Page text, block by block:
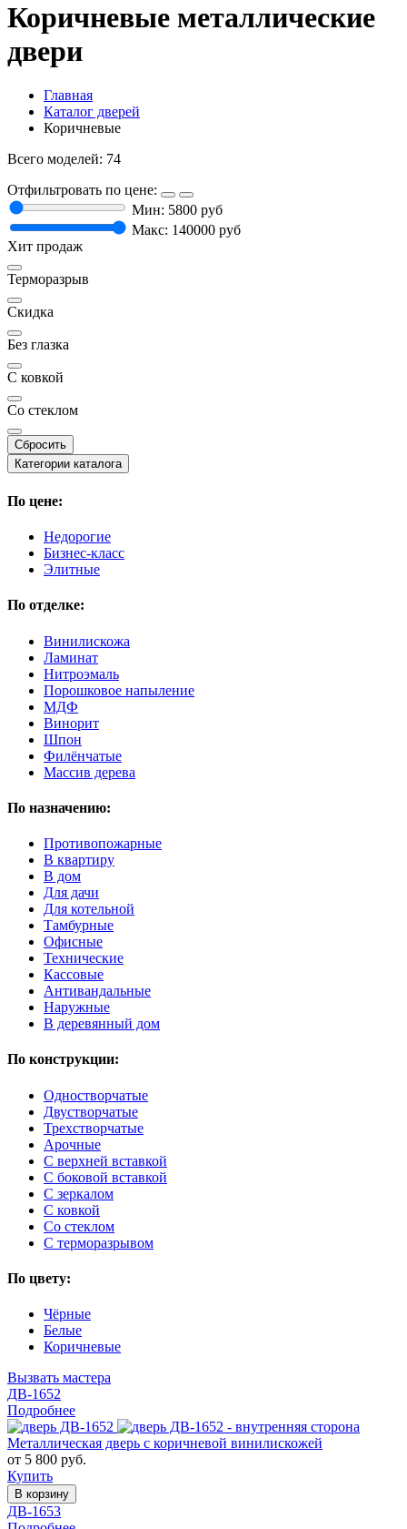
Коричневые металлические
двери
Главная
Каталог дверей
Коричневые
Всего моделей: 74
Отфильтровать по цене:
Мин: 5800 руб
Макс: 140000 руб
Хит продаж
Терморазрыв
Скидка
Без глазка
С ковкой
Со стеклом
Сбросить
Категории каталога
По цене:
Недорогие
Бизнес-класс
Элитные
По отделке:
Винилискожа
Ламинат
Нитроэмаль
Порошковое напыление
МДФ
Винорит
Шпон
Филёнчатые
Массив дерева
По назначению:
Противопожарные
В квартиру
В дом
Для дачи
Для котельной
Тамбурные
Офисные
Технические
Кассовые
Антивандальные
Наружные
В деревянный дом
По конструкции:
Одностворчатые
Двустворчатые
Трехстворчатые
Арочные
С верхней вставкой
С боковой вставкой
С зеркалом
С ковкой
Со стеклом
С терморазрывом
По цвету:
Чёрные
Белые
Коричневые
Вызвать мастера
ДВ-1652
Подробнее
Металлическая дверь с коричневой винилискожей
от 5 800 руб.
Купить
В корзину
ДВ-1653